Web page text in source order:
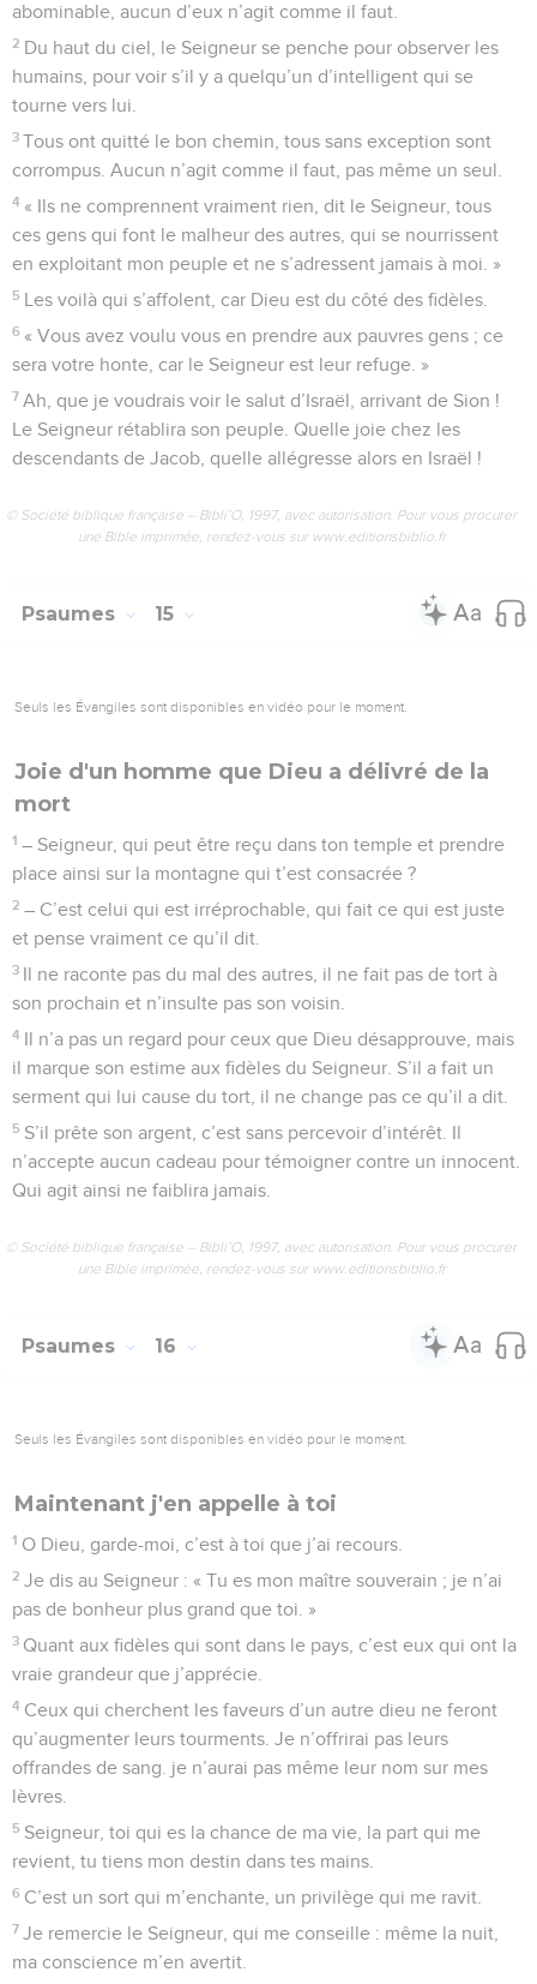
abominable, aucun d’eux n’agit comme il faut.
2 Du haut du ciel, le Seigneur se penche pour observer les
humains, pour voir s’il y a quelqu’un d’intelligent qui se
tourne vers lui.
3 Tous ont quitté le bon chemin, tous sans exception sont
corrompus. Aucun n’agit comme il faut, pas même un seul.
4 « Ils ne comprennent vraiment rien, dit le Seigneur, tous
ces gens qui font le malheur des autres, qui se nourrissent
en exploitant mon peuple et ne s’adressent jamais à moi. »
5 Les voilà qui s’affolent, car Dieu est du côté des fidèles.
6 « Vous avez voulu vous en prendre aux pauvres gens ; ce
sera votre honte, car le Seigneur est leur refuge. »
7 Ah, que je voudrais voir le salut d’Israël, arrivant de Sion !
Le Seigneur rétablira son peuple. Quelle joie chez les
descendants de Jacob, quelle allégresse alors en Israël !
© Société biblique française – Bibli’O, 1997, avec autorisation. Pour vous procurer
une Bible imprimée, rendez-vous sur www.editionsbiblio.fr
Psaumes 15
Seuls les Évangiles sont disponibles en vidéo pour le moment.
Joie d'un homme que Dieu a délivré de la
mort
1 – Seigneur, qui peut être reçu dans ton temple et prendre
place ainsi sur la montagne qui t’est consacrée ?
2 – C’est celui qui est irréprochable, qui fait ce qui est juste
et pense vraiment ce qu’il dit.
3 Il ne raconte pas du mal des autres, il ne fait pas de tort à
son prochain et n’insulte pas son voisin.
4 Il n’a pas un regard pour ceux que Dieu désapprouve, mais
il marque son estime aux fidèles du Seigneur. S’il a fait un
serment qui lui cause du tort, il ne change pas ce qu’il a dit.
5 S’il prête son argent, c’est sans percevoir d’intérêt. Il
n’accepte aucun cadeau pour témoigner contre un innocent.
Qui agit ainsi ne faiblira jamais.
© Société biblique française – Bibli’O, 1997, avec autorisation. Pour vous procurer
une Bible imprimée, rendez-vous sur www.editionsbiblio.fr
Psaumes 16
Seuls les Évangiles sont disponibles en vidéo pour le moment.
Maintenant j'en appelle à toi
1 O Dieu, garde-moi, c’est à toi que j’ai recours.
2 Je dis au Seigneur : « Tu es mon maître souverain ; je n’ai
pas de bonheur plus grand que toi. »
3 Quant aux fidèles qui sont dans le pays, c’est eux qui ont la
vraie grandeur que j’apprécie.
4 Ceux qui cherchent les faveurs d’un autre dieu ne feront
qu’augmenter leurs tourments. Je n’offrirai pas leurs
offrandes de sang. je n’aurai pas même leur nom sur mes
lèvres.
5 Seigneur, toi qui es la chance de ma vie, la part qui me
revient, tu tiens mon destin dans tes mains.
6 C’est un sort qui m’enchante, un privilège qui me ravit.
7 Je remercie le Seigneur, qui me conseille : même la nuit,
ma conscience m’en avertit.